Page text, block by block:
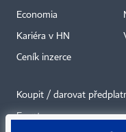
Economia
Kariéra v HN
Ceník inzerce
Koupit / darovat
Eventy